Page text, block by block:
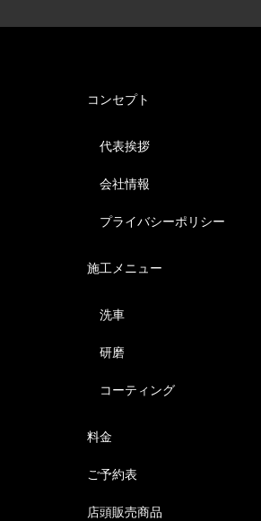
コンセプト
代表挨拶
会社情報
プライバシーポリシー
施工メニュー
洗車
研磨
コーティング
料金
ご予約表
店頭販売商品